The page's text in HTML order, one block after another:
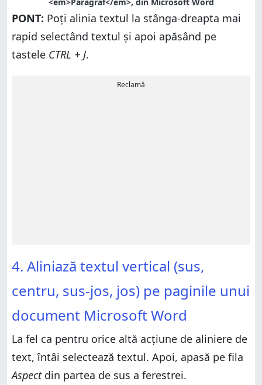
PONT: Poți alinia textul la stânga-dreapta mai
rapid selectând textul și apoi apăsând pe
tastele CTRL + J.
Reclamă
4. Aliniază textul vertical (sus,
centru, sus-jos, jos) pe paginile unui
document Microsoft Word
La fel ca pentru orice altă acțiune de aliniere de
text, întâi selectează textul. Apoi, apasă pe fila
Aspectdin partea de sus a ferestrei.